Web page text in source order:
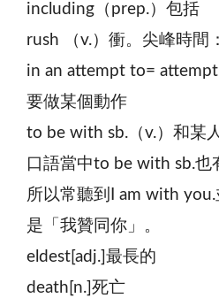
including（prep.）包括
rush （v.）衝。尖峰時間
in an attempt to=
要做某個動作
to be with sb.（v.）和某
口語當中to be with sb.也
所以常聽到I am with
是「我贊同你」。
eldest[adj.]最長的
death[n.]死亡